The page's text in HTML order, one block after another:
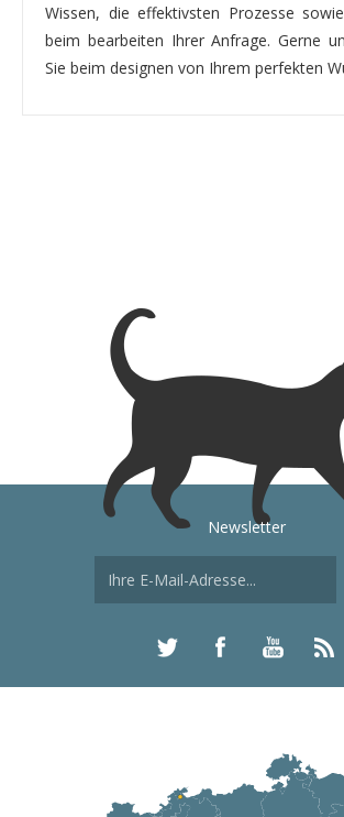
Wissen, die effektivsten Prozesse
beim bearbeiten Ihrer Anfrage. Gerne
Sie beim designen von Ihrem perfekten
Newsletter